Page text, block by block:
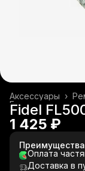
Аксессуары ›
Гитары и
Главная ›
Fidel
1 425 ₽
Преимущества
Оплата
Доставка в